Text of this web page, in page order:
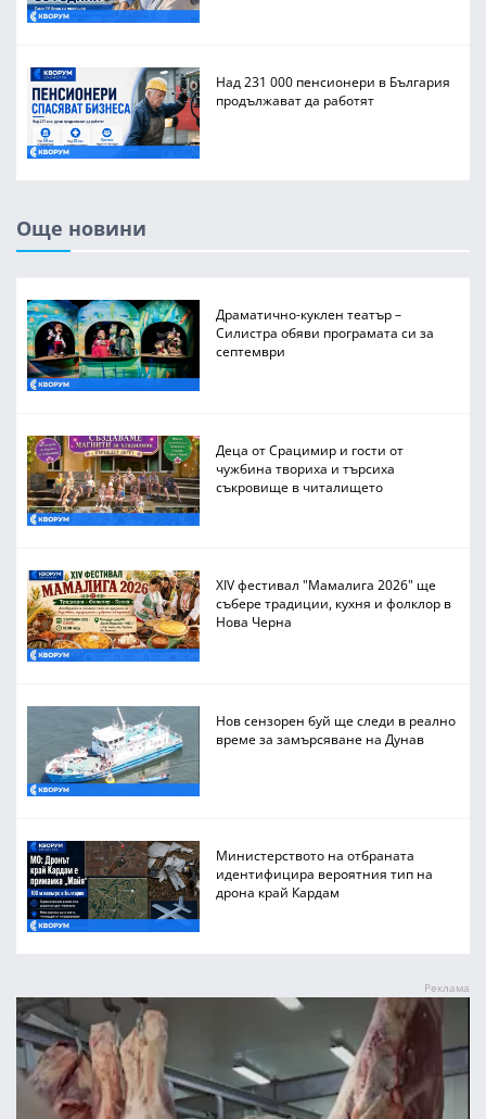
Над 231 000 пенсионери в България
продължават да работят
Още новини
Драматично-куклен театър –
Силистра обяви програмата си за
септември
Деца от Срацимир и гости от
чужбина твориха и търсиха
съкровище в читалището
XIV фестивал "Мамалига 2026" ще
събере традиции, кухня и фолклор в
Нова Черна
Нов сензорен буй ще следи в реално
време за замърсяване на Дунав
Министерството на отбраната
идентифицира вероятния тип на
дрона край Кардам